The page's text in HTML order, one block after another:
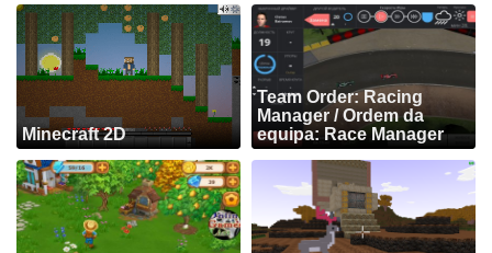
Minecraft 2D
Team Order: Racing
Manager / Ordem da
equipa: Race Manager